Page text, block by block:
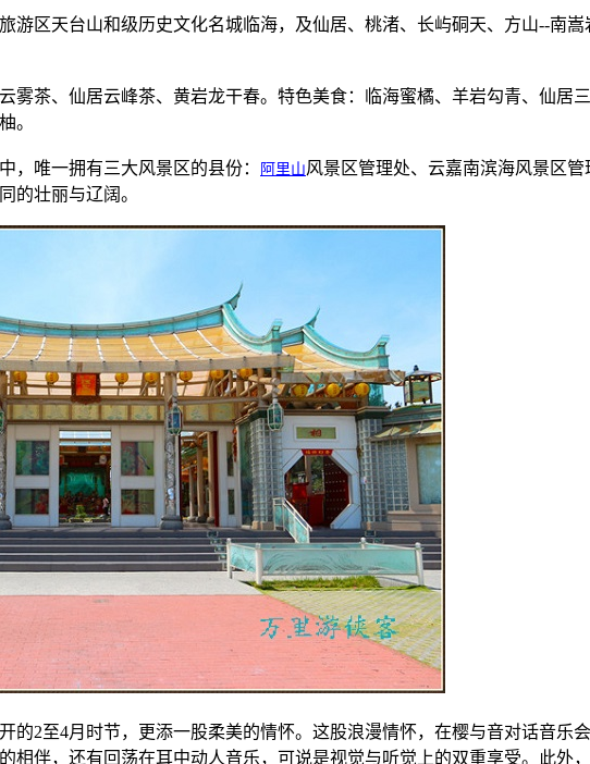
游区天台山和级历史文化名城临海，及仙居、桃渚、长屿硐天、方山--南嵩
雾茶、仙居云峰茶、黄岩龙干春。特色美食：临海蜜橘、羊岩勾青、仙居
。
，唯一拥有三大风景区的县份： 阿里山风景区管理处、云嘉南滨海风景区
的壮丽与辽阔。
的2至4月时节，更添一股柔美的情怀。这股浪漫情怀，在樱与音对话音乐
相伴，还有回荡在耳中动人音乐，可说是视觉与听觉上的双重享受。此外